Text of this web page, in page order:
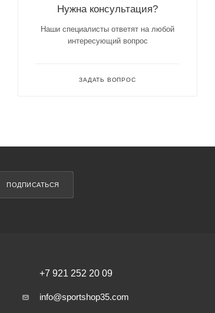
Нужна консультация?
Наши специалисты ответят на любой
интересующий вопрос
ЗАДАТЬ ВОПРОС
ПОДПИСАТЬСЯ
+7 921 252 20 09
info@sportshop35.com